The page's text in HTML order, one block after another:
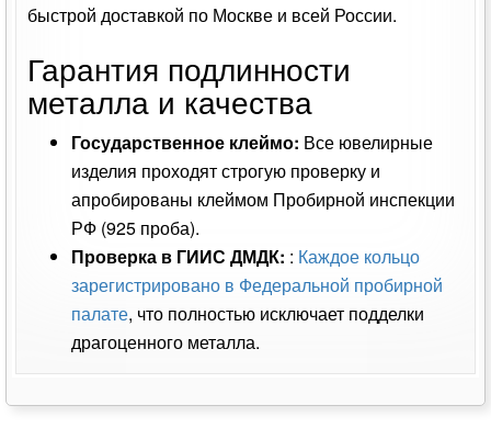
быстрой доставкой по Москве и всей России.
Гарантия подлинности
металла и качества
Государственное клеймо: Все ювелирные
изделия проходят строгую проверку и
апробированы клеймом Пробирной инспекции
РФ (925 проба).
Проверка в ГИИС ДМДК: : Каждое кольцо
зарегистрировано в Федеральной пробирной
палате, что полностью исключает подделки
драгоценного металла.